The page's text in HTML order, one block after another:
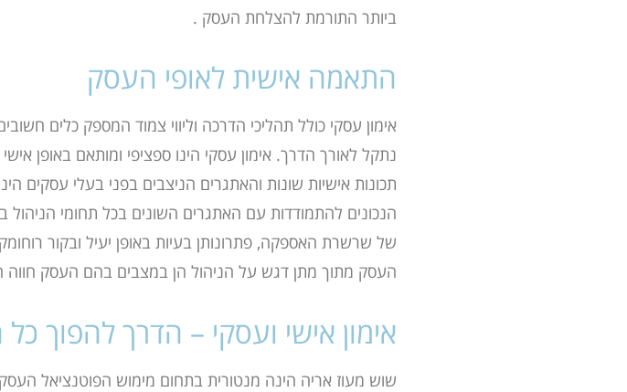
ביותר התורמת להצלחת העסק .
התאמה אישית לאופי העסק
אימון עסקי כולל תהליכי הדרכה וליווי צמוד המספק כלים
נתקל לאורך הדרך. אימון עסקי הינו ספציפי ומותאם באופן
תכונות אישיות שונות והאתגרים הניצבים בפני בעלי עסקים
הנכונים להתמודדות עם האתגרים השונים בכל תחומי הניהול
של שרשרת האספקה, פתרונותן בעיות באופן יעיל ובקור
העסק מתוך מתן דגש על הניהול הן במצבים בהם העסק
אימון אישי ועסקי – הדרך להפוך
שוש מעוז אריה הינה מנטורית בתחום מימוש הפוטנציאל